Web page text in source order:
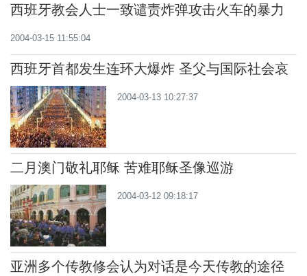
西班牙教会人士一致谴责炸弹攻击火车的暴力
2004-03-15 11:55:04
西班牙首都发生连环大爆炸 圣父与国际社会哀
悼受害者
2004-03-13 10:27:37
二月澳门敬礼耶稣 苦难耶稣圣像巡游
2004-03-12 09:18:17
亚洲多个传教修会认为对话是今天传教的途径